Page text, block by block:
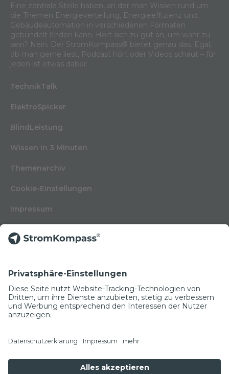
Eine zentrale Stelle haben, an der man Wissen rund um
die Themen Energieverteilung, Energieeffizienz und
Gebäudeautomation in verschiedenen Formaten
gebündelt finden kann. Hört sich zu gut an, um wahr zu
sein? Nein. Der StromKompass® bietet genau das. Egal,
ob man gerne liest, Podcast hört oder Videos schaut – für
jeden ist etwas dabei!
TechnikTalk
ElektroSpicker
BlindLeistung
Wissen in 3 Minuten
Themenarchiv
Cookie-Einstellungen
Impressum
Kontakt
Glossar